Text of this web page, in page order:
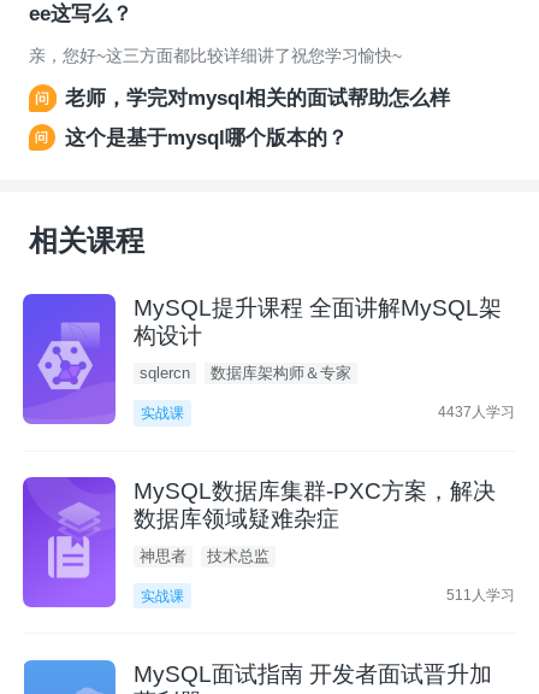
ee这写么？
亲，您好~这三方面都比较详细讲了祝您学习愉快~
老师，学完对mysql相关的面试帮助怎么样
这个是基于mysql哪个版本的？
相关课程
MySQL提升课程 全面讲解MySQL架
构设计
sqlercn 数据库架构师＆专家
实战课 4437人学习
MySQL数据库集群-PXC方案，解决
数据库领域疑难杂症
神思者 技术总监
实战课 511人学习
MySQL面试指南 开发者面试晋升加